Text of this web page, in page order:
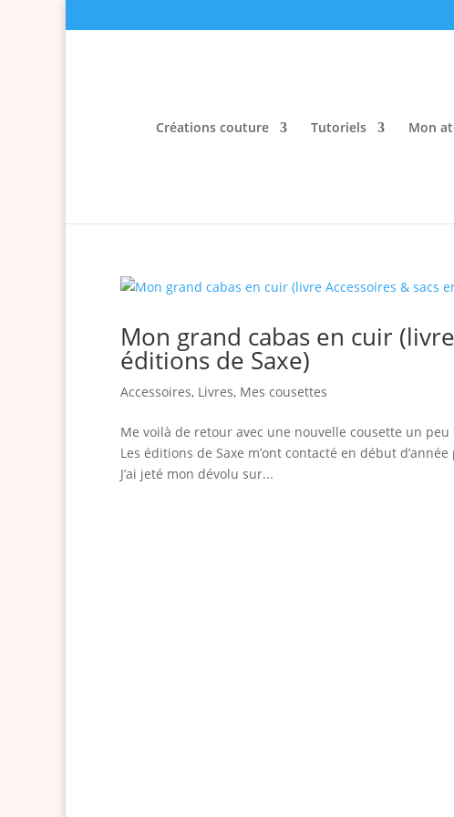
Créations couture Tutoriels Mon
Mon grand cabas en cuir
éditions de Saxe)
Accessoires, Livres, Mes cousettes
Me voilà de retour avec une nouvelle cousette un
Les éditions de Saxe m’ont contacté en début
J’ai jeté mon dévolu sur...